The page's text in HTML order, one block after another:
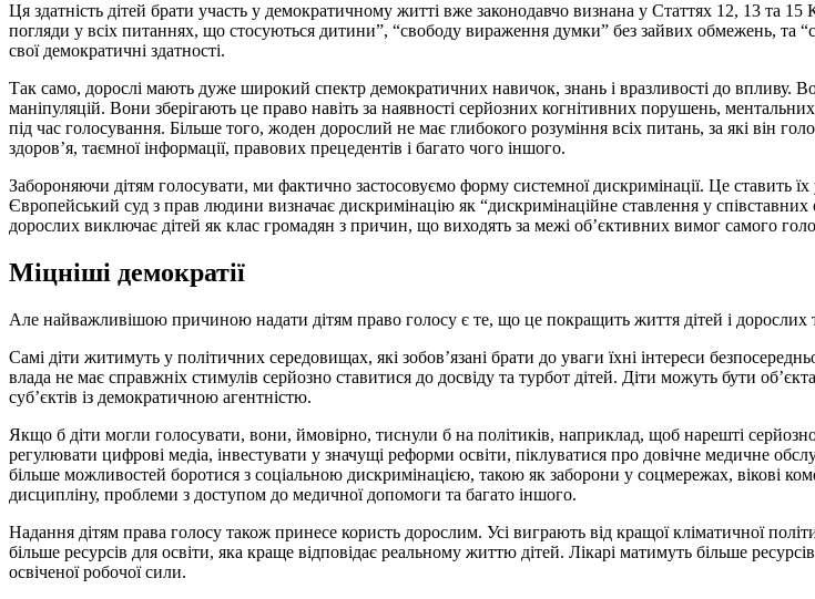
Ця здатність дітей брати участь у демократичному житті вже законодавчо визнана у Статтях 12, 13 та
погляди у всіх питаннях, що стосуються дитини”, “свободу вираження думки” без зайвих обмежень, та
свої демократичні здатності.
Так само, дорослі мають дуже широкий спектр демократичних навичок, знань і вразливості до впливу.
маніпуляцій. Вони зберігають це право навіть за наявності серйозних когнітивних порушень,
під час голосування. Більше того, жоден дорослий не має глибокого розуміння всіх питань, за які він
здоров’я, таємної інформації, правових прецедентів і багато чого іншого.
Забороняючи дітям голосувати, ми фактично застосовуємо форму системної дискримінації. Це ставить
Європейський суд з прав людини визначає дискримінацію як “дискримінаційне ставлення у
дорослих виключає дітей як клас громадян з причин, що виходять за межі об’єктивних вимог самого
Міцніші демократії
Але найважливішою причиною надати дітям право голосу є те, що це покращить життя дітей і дорослих
Самі діти житимуть у політичних середовищах, які зобов’язані брати до уваги їхні інтереси
влада не має справжніх стимулів серйозно ставитися до досвіду та турбот дітей. Діти можуть бути
суб’єктів із демократичною агентністю.
Якщо б діти могли голосувати, вони, ймовірно, тиснули б на політиків, наприклад, щоб нарешті
регулювати цифрові медіа, інвестувати у значущі реформи освіти, піклуватися про довічне медичне
більше можливостей боротися з соціальною дискримінацією, такою як заборони у соцмережах, вікові
дисципліну, проблеми з доступом до медичної допомоги та багато іншого.
Надання дітям права голосу також принесе користь дорослим. Усі виграють від кращої кліматичної
більше ресурсів для освіти, яка краще відповідає реальному життю дітей. Лікарі матимуть більше
освіченої робочої сили.